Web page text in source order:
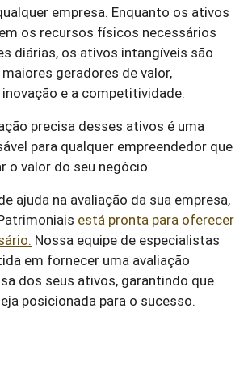
empresa. Enquanto os ativos
os recursos físicos necessários
diárias, os ativos intangíveis são
geradores de valor,
e a competitividade.
precisa desses ativos é uma
para qualquer empreendedor que
o valor do seu negócio.
ajuda na avaliação da sua empresa,
está pronta para oferecer
Nossa equipe de especialistas
em fornecer uma avaliação
dos seus ativos, garantindo que
posicionada para o sucesso.